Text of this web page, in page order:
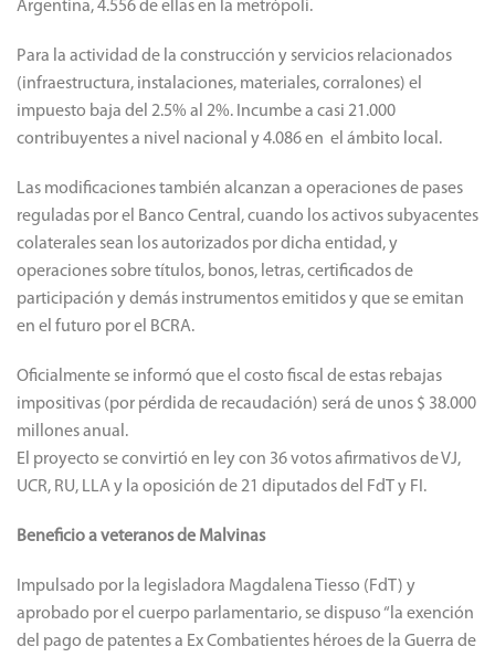
Argentina, 4.556 de ellas en la metrópoli.
Para la actividad de la construcción y servicios relacionados
(infraestructura, instalaciones, materiales, corralones) el
impuesto baja del 2.5% al 2%. Incumbe a casi 21.000
contribuyentes a nivel nacional y 4.086 en el ámbito local.
Las modificaciones también alcanzan a operaciones de pases
reguladas por el Banco Central, cuando los activos subyacentes
colaterales sean los autorizados por dicha entidad, y
operaciones sobre títulos, bonos, letras, certificados de
participación y demás instrumentos emitidos y que se emitan
en el futuro por el BCRA.
Oficialmente se informó que el costo fiscal de estas rebajas
impositivas (por pérdida de recaudación) será de unos $ 38.000
millones anual.
El proyecto se convirtió en ley con 36 votos afirmativos de VJ,
UCR, RU, LLA y la oposición de 21 diputados del FdT y FI.
Beneficio a veteranos de Malvinas
Impulsado por la legisladora Magdalena Tiesso (FdT) y
aprobado por el cuerpo parlamentario, se dispuso “la exención
del pago de patentes a Ex Combatientes héroes de la Guerra de